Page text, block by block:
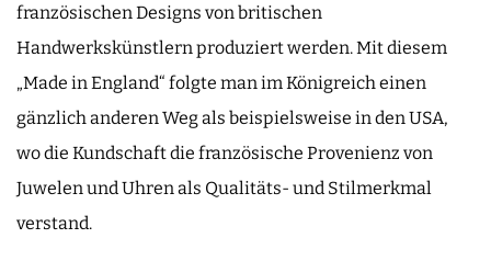
französischen Designs von britischen
Handwerkskünstlern produziert werden. Mit diesem
„Made in England“ folgte man im Königreich einen
gänzlich anderen Weg als beispielsweise in den USA,
wo die Kundschaft die französische Provenienz von
Juwelen und Uhren als Qualitäts- und Stilmerkmal
verstand.